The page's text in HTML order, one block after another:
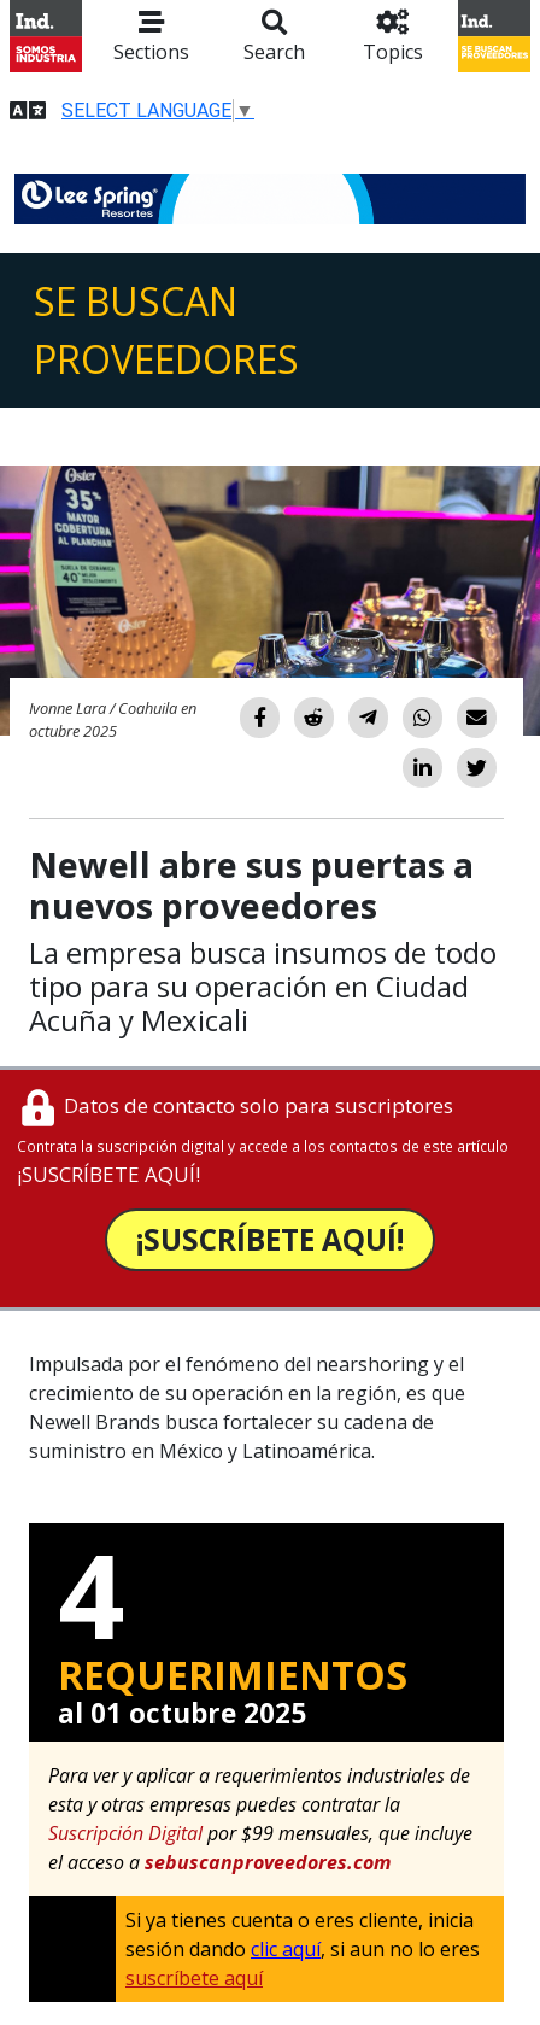
Sections Search Topics
SELECT LANGUAGE ▼
SE BUSCAN
PROVEEDORES
Ivonne Lara / Coahuila en
octubre 2025
Newell abre sus puertas a
nuevos proveedores
La empresa busca insumos de todo
tipo para su operación en Ciudad
Acuña y Mexicali
Datos de contacto solo para suscriptores
Contrata la suscripción digital y accede a los contactos de este artículo
¡SUSCRÍBETE AQUÍ!
¡SUSCRÍBETE AQUÍ!
Impulsada por el fenómeno del nearshoring y el
crecimiento de su operación en la región, es que
Newell Brands busca fortalecer su cadena de
suministro en México y Latinoamérica.
4
REQUERIMIENTOS
al 01 octubre 2025
Para ver y aplicar a requerimientos industriales de
esta y otras empresas puedes contratar la
Suscripción Digitalpor $99 mensuales, que incluye
el acceso asebuscanproveedores.com
Si ya tienes cuenta o eres cliente, inicia
sesión dando clic aquí, si aun no lo eres
suscríbete aquí